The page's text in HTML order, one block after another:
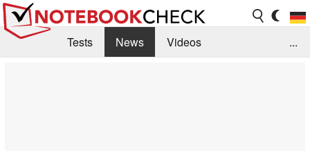
Tests News
Videos
...